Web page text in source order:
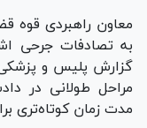
معاون راهبردی قوه
به تصادفات جرحی
گزارش پلیس و پزشکی
مراحل طولانی در
مدت زمان کوتاه‌تری